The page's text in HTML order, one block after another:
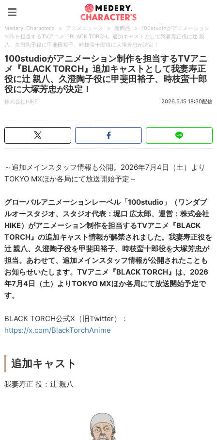
Medery. Character's > アニメニュース > 新商品 >
100studioがアニメーション
制作を担当するTVアニメ『BLACK TORCH』追加キャストとして我妻寿正役に辻 親
八、久澄陶子役に甲斐田裕子、時枝蛮十郎役に大塚芳忠が決定！
100studioがアニメーション制作を担当するTVアニ
メ『BLACK TORCH』追加キャストとして我妻寿正
役に辻 親八、久澄陶子役に甲斐田裕子、時枝蛮十郎
役に大塚芳忠が決定！
株式会社HIKE 2026.5.15 18:30配信
～追加メインスタッフ情報も公開。2026年7月4日（土）より
TOKYO MXほか各局にて放送開始予定～
グローバルアニメーションレーベル「100studio」（ワンダブ
ルオースタジオ、スタジオ代表：堀口 広太郎、運営：株式会社
HIKE）がアニメーション制作を担当するTVアニメ『BLACK
TORCH』の追加キャスト情報が解禁されました。我妻寿正役を
辻 親八、久澄陶子役を甲斐田裕子、時枝蛮十郎役を大塚芳忠が
担当。あわせて、追加メインスタッフ情報が公開されたことも
お知らせいたします。TVアニメ『BLACK TORCH』は、2026
年7月4日（土）よりTOKYO MXほか各局にて放送開始予定で
す。
BLACK TORCH公式X（旧Twitter）：
https://x.com/BlackTorchAnime
追加キャスト
我妻寿正 役：辻 親八